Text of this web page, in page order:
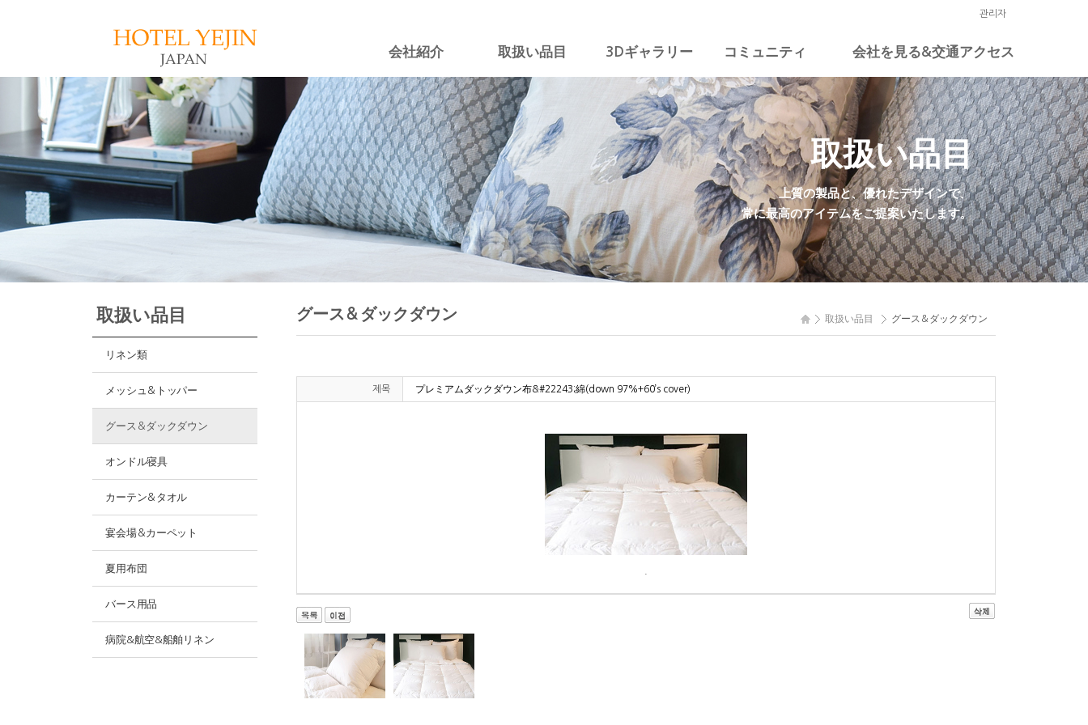
관리자
会社紹介
概要
事業分野
沿革&納品実績
登録証/認証書
取扱い品目
リネン類
メッシュ＆トッパー
グース＆ダックダウン
オンドル寝具
カーテン＆タオル
宴会場＆カーペット
3Dギャラリー
カタログ
ニュースレター
コミュニティ
見積り相談
自由掲示板
お問い合わせ
会社を見る&交通アクセス
会社を見る
交通アクセス
取扱い品目
上質の製品と、優れたデザインで、
常に最高のアイテムをご提案いたします。
取扱い品目
リネン類
メッシュ＆トッパー
グース＆ダックダウン
オンドル寝具
カーテン＆タオル
宴会場＆カーペット
夏用布団
バース用品
病院&航空&船舶リネン
取扱い品目 グース＆ダックダウン
グース＆ダックダウン
제목 プレミアムダックダウン布&#22243;綿(down 97%+60’s cover)